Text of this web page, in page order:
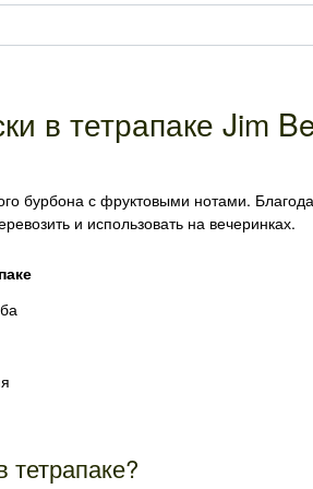
в тетрапаке Jim
бурбона с фруктовыми нотами.
и использовать на вечеринках.
тетрапаке?